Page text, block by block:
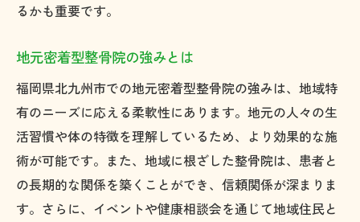
るかも重要です。
地元密着型整骨院の強みとは
福岡県北九州市での地元密着型整骨院の強みは、地域特
有のニーズに応える柔軟性にあります。地元の人々の生
活習慣や体の特徴を理解しているため、より効果的な施
術が可能です。また、地域に根ざした整骨院は、患者と
の長期的な関係を築くことができ、信頼関係が深まりま
す。さらに、イベントや健康相談会を通じて地域住民と